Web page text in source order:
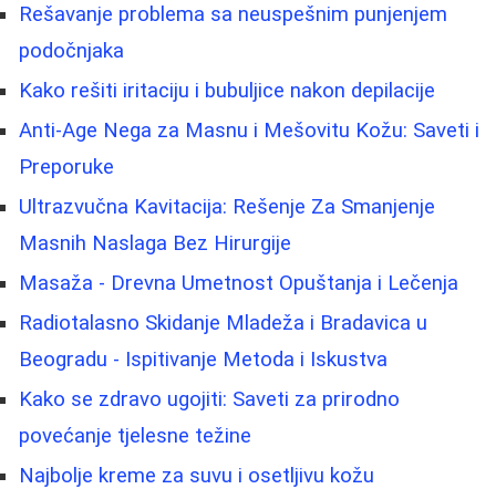
Rešavanje problema sa neuspešnim punjenjem
podočnjaka
Kako rešiti iritaciju i bubuljice nakon depilacije
Anti-Age Nega za Masnu i Mešovitu Kožu: Saveti i
Preporuke
Ultrazvučna Kavitacija: Rešenje Za Smanjenje
Masnih Naslaga Bez Hirurgije
Masaža - Drevna Umetnost Opuštanja i Lečenja
Radiotalasno Skidanje Mladeža i Bradavica u
Beogradu - Ispitivanje Metoda i Iskustva
Kako se zdravo ugojiti: Saveti za prirodno
povećanje tjelesne težine
Najbolje kreme za suvu i osetljivu kožu